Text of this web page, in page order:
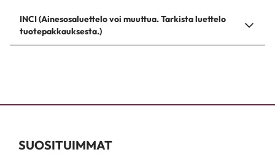
INCI (Ainesosaluettelo voi muuttua. Tarkista luettelo
tuotepakkauksesta.)
SUOSITUIMMAT